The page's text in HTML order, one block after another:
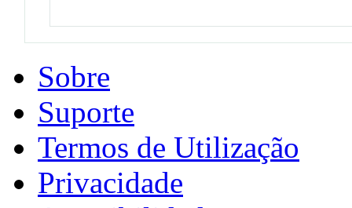
Sobre
Suporte
Termos de Utilização
Privacidade